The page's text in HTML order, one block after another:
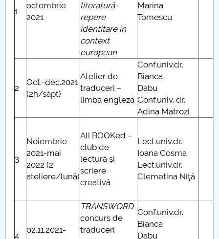
1
octombrie
2021
literatură-
repere
identitare în
context
european
Marina
Tomescu
2
Oct.-dec.2021
(2h/săpt)
Atelier de
traduceri –
limba engleză
Conf.univ.dr.
Bianca
Dabu
Conf.univ. dr.
Adina Matrozi
3
Noiembrie
2021-mai
2022 (2
ateliere/lună)
All BOOKed –
club de
lectură şi
scriere
creativă
Lect.univ.dr.
Ioana Cosma
Lect.univ.dr.
Clemetina Niţă
4
02.11.2021-
TRANSWORD-
concurs de
traduceri
Conf.univ.dr.
Bianca
Dabu